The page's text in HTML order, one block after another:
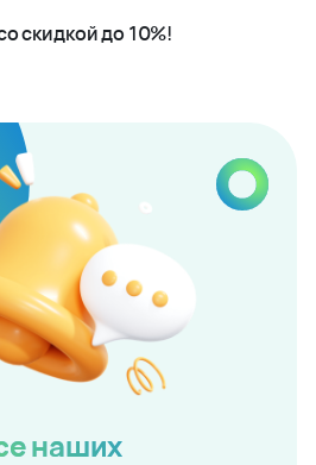
скидкой до 10%!